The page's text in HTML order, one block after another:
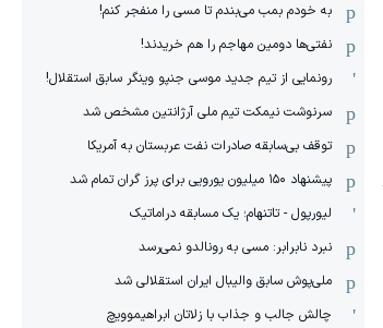
به خودم بمب می‌بندم تا مسی را منفجر کنم!
نفتی‌ها دومین مهاجم را هم خریدند!
رونمایی از تیم جدید موسی جنپو وینگر سابق استقلال!
سرنوشت نیمکت تیم ملی آرژانتین مشخص شد
توقف بی‌سابقه صادرات نفت عربستان به آمریکا
پیشنهاد ۱۵۰ میلیون یورویی برای پرز گران تمام شد
لیورپول - تاتنهام؛ یک مسابقه دراماتیک
نبرد نابرابر: مسی به رونالدو نمی‌رسد
ملی‌پوش سابق والیبال ایران استقلالی شد
چالش جالب و جذاب با زلاتان ابراهیموویچ